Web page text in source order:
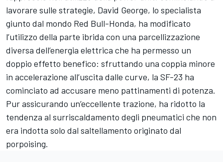
lavorare sulle strategie, David George, lo specialista
giunto dal mondo Red Bull-Honda, ha modificato
l’utilizzo della parte ibrida con una parcellizzazione
diversa dell’energia elettrica che ha permesso un
doppio effetto benefico: sfruttando una coppia minore
in accelerazione all’uscita dalle curve, la SF-23 ha
cominciato ad accusare meno pattinamenti di potenza.
Pur assicurando un’eccellente trazione, ha ridotto la
tendenza al surriscaldamento degli pneumatici che non
era indotta solo dal saltellamento originato dal
porpoising.